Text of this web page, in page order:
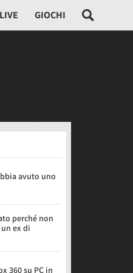
LIVE GIOCHI
avuto uno
perché non
ex di
360 su PC in